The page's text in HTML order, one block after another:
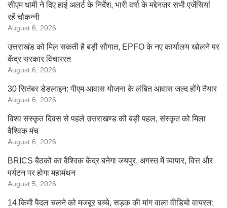
सीएम धामी ने दिए हाई अलर्ट के निर्देश, भारी वर्षा के मद्देनज़र सभी एजेंसियां
रहें चौकन्नी
August 6, 2026
उत्तराखंड को मिल सकती है बड़ी सौगात, EPFO के नए कार्यालय खोलने पर
केंद्र सरकार विचाररत
August 6, 2026
30 सितंबर डेडलाइन: पीएम आवास योजना के लंबित आवास जल्द होंगे तैयार
August 6, 2026
विश्व संस्कृत दिवस से पहले उत्तराखण्ड की बड़ी पहल, संस्कृत को मिला
वैश्विक मंच
August 6, 2026
BRICS बैठकों का वैश्विक केंद्र बनेगा जयपुर, अगस्त में व्यापार, वित्त और
पर्यटन पर होगा महामंथन
August 5, 2026
14 किमी पैदल चलने को मजबूर बच्चे, सड़क की मांग वाला वीडियो वायरल;